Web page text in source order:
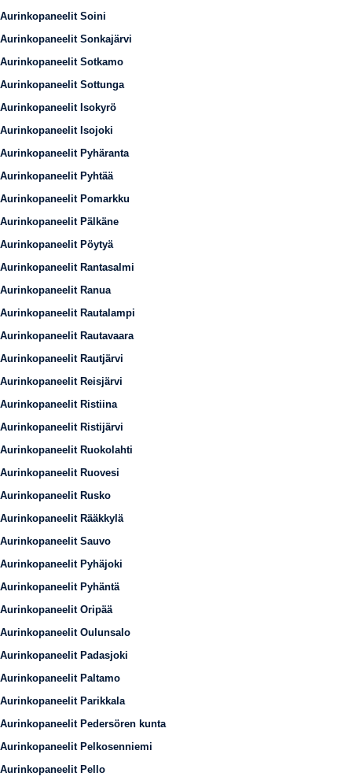
Aurinkopaneelit Soini
Aurinkopaneelit Sonkajärvi
Aurinkopaneelit Sotkamo
Aurinkopaneelit Sottunga
Aurinkopaneelit Isokyrö
Aurinkopaneelit Isojoki
Aurinkopaneelit Pyhäranta
Aurinkopaneelit Pyhtää
Aurinkopaneelit Pomarkku
Aurinkopaneelit Pälkäne
Aurinkopaneelit Pöytyä
Aurinkopaneelit Rantasalmi
Aurinkopaneelit Ranua
Aurinkopaneelit Rautalampi
Aurinkopaneelit Rautavaara
Aurinkopaneelit Rautjärvi
Aurinkopaneelit Reisjärvi
Aurinkopaneelit Ristiina
Aurinkopaneelit Ristijärvi
Aurinkopaneelit Ruokolahti
Aurinkopaneelit Ruovesi
Aurinkopaneelit Rusko
Aurinkopaneelit Rääkkylä
Aurinkopaneelit Sauvo
Aurinkopaneelit Pyhäjoki
Aurinkopaneelit Pyhäntä
Aurinkopaneelit Oripää
Aurinkopaneelit Oulunsalo
Aurinkopaneelit Padasjoki
Aurinkopaneelit Paltamo
Aurinkopaneelit Parikkala
Aurinkopaneelit Pedersören kunta
Aurinkopaneelit Pelkosenniemi
Aurinkopaneelit Pello